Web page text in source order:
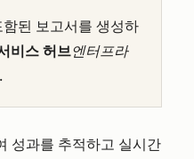
된 보고서를 생성하
비스 허브엔터프라
성과를 추적하고 실시간